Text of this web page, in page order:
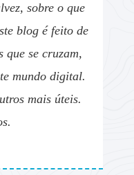
sobre o que
blog é feito de
que se cruzam,
mundo digital.
mais úteis.